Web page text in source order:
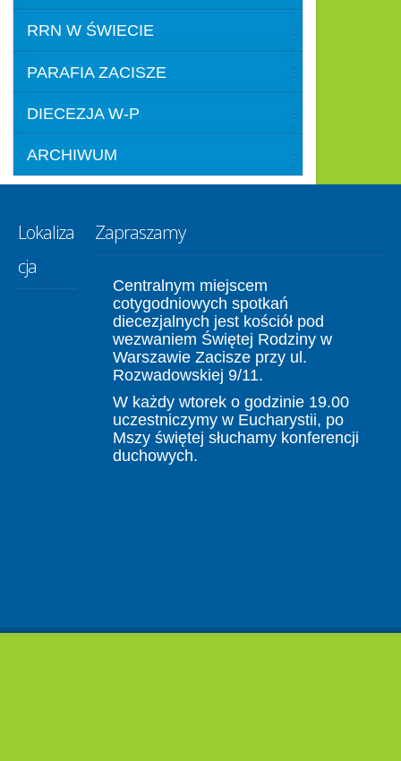
RRN W ŚWIECIE
PARAFIA ZACISZE
DIECEZJA W-P
ARCHIWUM
Lokaliza
cja
Zapraszamy
Centralnym miejscem
cotygodniowych spotkań
diecezjalnych jest kościół pod
wezwaniem Świętej Rodziny w
Warszawie Zacisze przy ul.
Rozwadowskiej 9/11.
W każdy wtorek o godzinie 19.00
uczestniczymy w Eucharystii, po
Mszy świętej słuchamy konferencji
duchowych.